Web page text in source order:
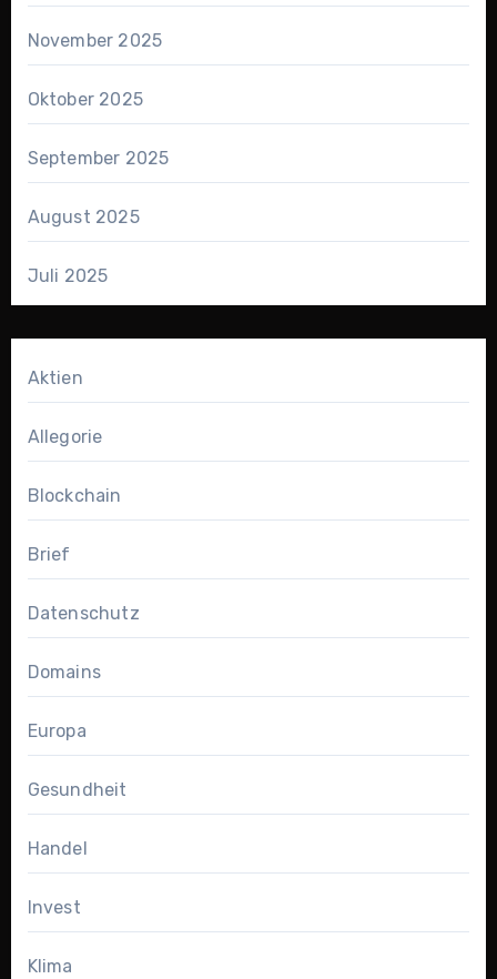
November 2025
Oktober 2025
September 2025
August 2025
Juli 2025
Aktien
Allegorie
Blockchain
Brief
Datenschutz
Domains
Europa
Gesundheit
Handel
Invest
Klima